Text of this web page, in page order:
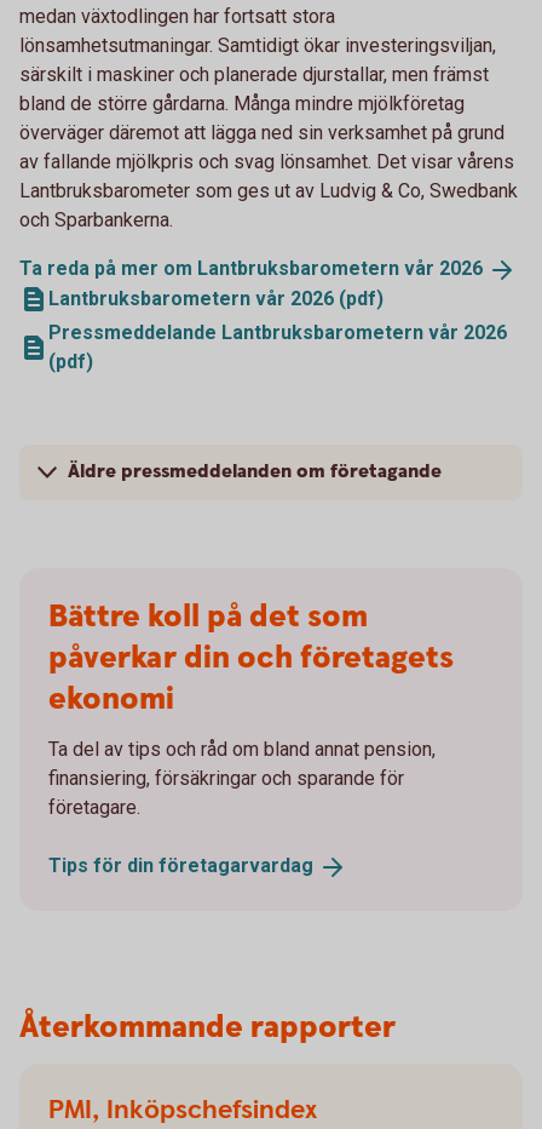
medan växtodlingen har fortsatt stora
lönsamhetsutmaningar. Samtidigt ökar investeringsviljan,
särskilt i maskiner och planerade djurstallar, men främst
bland de större gårdarna. Många mindre mjölkföretag
överväger däremot att lägga ned sin verksamhet på grund
av fallande mjölkpris och svag lönsamhet. Det visar vårens
Lantbruksbarometer som ges ut av Ludvig & Co, Swedbank
och Sparbankerna.
Ta reda på mer om Lantbruksbarometern vår 2026
Lantbruksbarometern vår 2026 (pdf)
Pressmeddelande Lantbruksbarometern vår 2026
(pdf)
Äldre pressmeddelanden om företagande
Bättre koll på det som
påverkar din och företagets
ekonomi
Ta del av tips och råd om bland annat pension,
finansiering, försäkringar och sparande för
företagare.
Tips för din företagarvardag
Återkommande rapporter
PMI, Inköpschefsindex